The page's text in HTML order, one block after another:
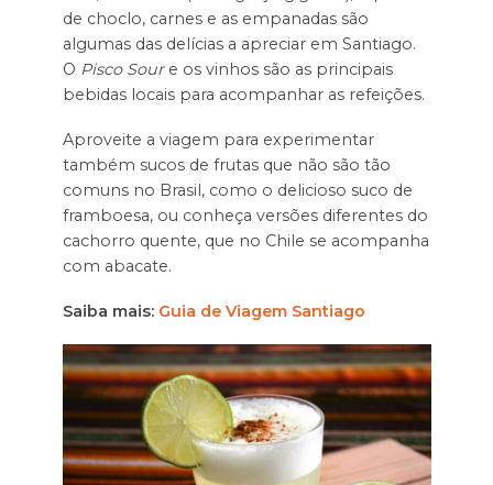
de choclo, carnes e as empanadas são
algumas das delícias a apreciar em Santiago.
O Pisco Soure os vinhos são as principais
bebidas locais para acompanhar as refeições.
Aproveite a viagem para experimentar
também sucos de frutas que não são tão
comuns no Brasil, como o delicioso suco de
framboesa, ou conheça versões diferentes do
cachorro quente, que no Chile se acompanha
com abacate.
Saiba mais: Guia de Viagem Santiago